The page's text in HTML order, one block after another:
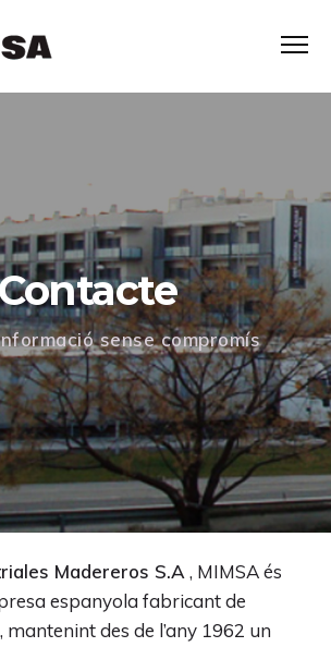
sense compromís
Madereros S.A, MIMSA és
espanyola fabricant de
des de l’any 1962 un